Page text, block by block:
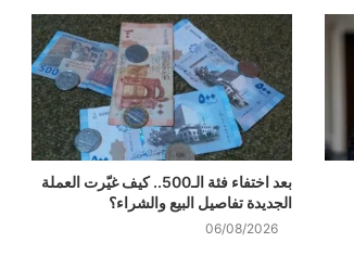
بعد اختفاء فئة الـ500.. كيف غيّرت العملة
الجديدة تفاصيل البيع والشراء؟
06/08/2026